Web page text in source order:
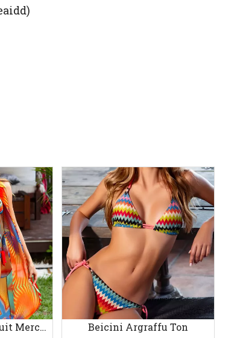
Argraffwyd Swimsuit Merched Tri darn Beicini Argraffu Ton